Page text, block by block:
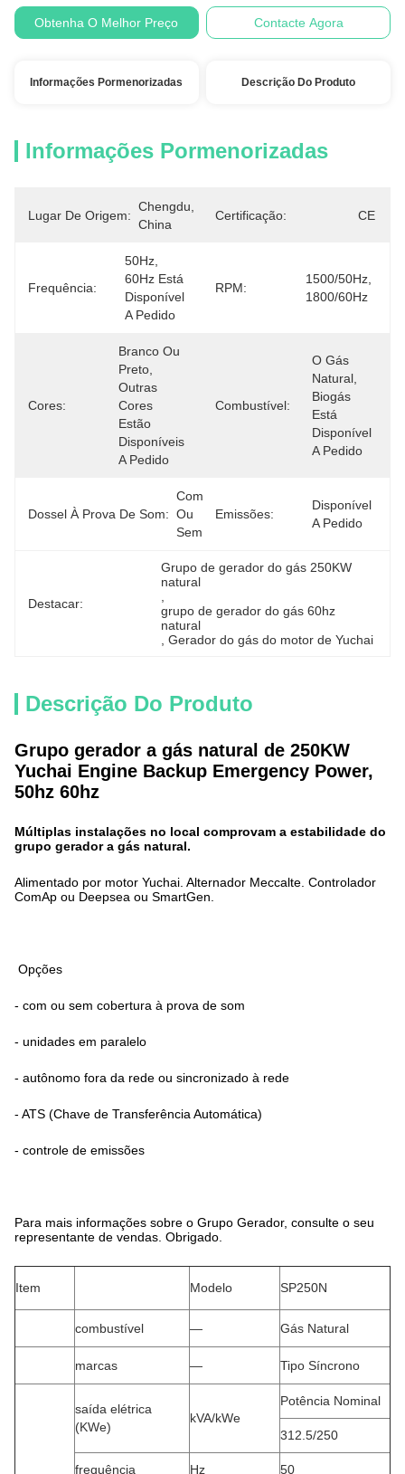
Obtenha O Melhor Preço Contacte Agora
Informações Pormenorizadas Descrição Do Produto
Informações Pormenorizadas
Lugar De Origem:
Chengdu,
China
Certificação: CE
Frequência:
50Hz,
60Hz Está
Disponível
A Pedido
RPM:
1500/50Hz,
1800/60Hz
Cores:
Branco Ou
Preto,
Outras
Cores
Estão
Disponíveis
A Pedido
Combustível:
O Gás
Natural,
Biogás
Está
Disponível
A Pedido
Dossel À Prova De Som:
Com
Ou
Sem
Emissões:
Disponível
A Pedido
Destacar:
Grupo de gerador do gás 250KW
natural
grupo de gerador do gás 60hz
natural
, Gerador do gás do motor de Yuchai
Descrição Do Produto
Grupo gerador a gás natural de 250KW
Yuchai Engine Backup Emergency Power,
50hz 60hz
Múltiplas instalações no local comprovam a estabilidade do
grupo gerador a gás natural.
Alimentado por motor Yuchai. Alternador Meccalte. Controlador
ComAp ou Deepsea ou SmartGen.
Opções
- com ou sem cobertura à prova de som
- unidades em paralelo
- autônomo fora da rede ou sincronizado à rede
- ATS (Chave de Transferência Automática)
- controle de emissões
Para mais informações sobre o Grupo Gerador, consulte o seu
representante de vendas. Obrigado.
Item Modelo SP250N
combustível — Gás Natural
marcas — Tipo Síncrono
saída elétrica
(KWe)
kVA/kWe
Potência Nominal
312.5/250
frequência Hz 50